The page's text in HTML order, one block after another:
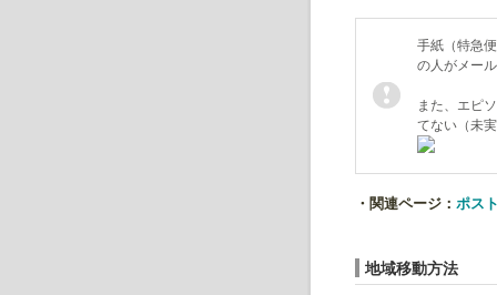
手紙（特急
の人がメー
また、エピ
てない（未
・関連ページ： ポス
地域移動方法